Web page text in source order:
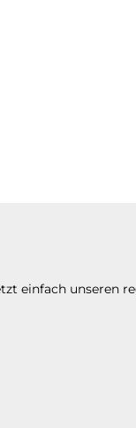
einfach unseren